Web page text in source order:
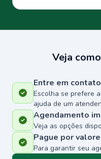
Veja
Entre em
Escolha se prefere
ajuda de um
Agendamento
Veja as opções
Pague por
Para garantir seu